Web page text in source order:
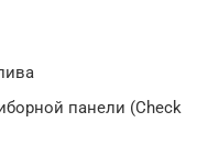
панели (Check